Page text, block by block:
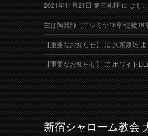
2021年11月21日 第三礼拝によし
主は陶器師（エレミヤ18章/使徒18
【重要なお知らせ】に久家康雄よ
【重要なお知らせ】にホワイト
新宿シャローム教会